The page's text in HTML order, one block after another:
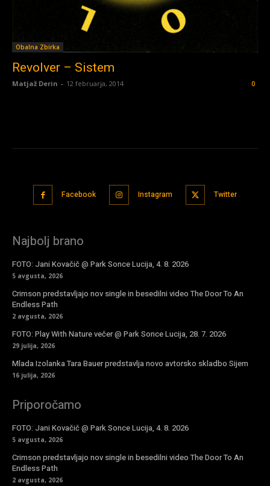
Obalna Zbirka
Revolver – Sistem
Matjaž Derin - 12 februarja, 2014 0
Facebook Instagram Twitter
Najbolj brano
FOTO: Jani Kovačič @ Park Sonce Lucija, 4. 8. 2026
5 avgusta, 2026
Crimson predstavljajo nov single in besedilni video The Door To An
Endless Path
2 avgusta, 2026
FOTO: Play With Nature večer @ Park Sonce Lucija, 28. 7. 2026
29 julija, 2026
Mlada Izolanka Tara Bauer predstavlja novo avtorsko skladbo Sijem
16 julija, 2026
Priporočamo
FOTO: Jani Kovačič @ Park Sonce Lucija, 4. 8. 2026
5 avgusta, 2026
Crimson predstavljajo nov single in besedilni video The Door To An
Endless Path
2 avgusta, 2026